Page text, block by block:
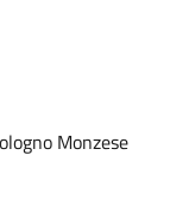
Monzese